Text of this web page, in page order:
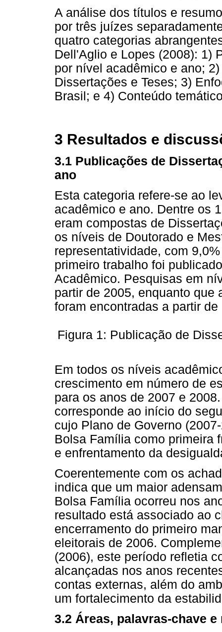
A análise dos títulos e
por três juízes
quatro categorias
Dell'Aglio e Lopes (2008): 1)
por nível acadêmico e ano;
Dissertações e Teses; 3)
Brasil; e 4) Conteúdo
3 Resultados e
3.1 Publicações de
ano
Esta categoria refere-se ao
acadêmico e ano. Dentre os
eram compostas de
os níveis de Doutorado e
representatividade, com
primeiro trabalho foi
Acadêmico. Pesquisas em
partir de 2005, enquanto que
foram encontradas a partir
Figura 1: Publicação de
Em todos os níveis
crescimento em número de
para os anos de 2007 e
corresponde ao início do
cujo Plano de Governo
Bolsa Família como primeira
e enfrentamento da
Coerentemente com os
indica que um maior
Bolsa Família ocorreu nos
resultado está associado ao
encerramento do primeiro
eleitorais de 2006.
(2006), este período refletia
alcançadas nos anos
contas externas, além do
um fortalecimento da
3.2 Áreas, palavras-chave